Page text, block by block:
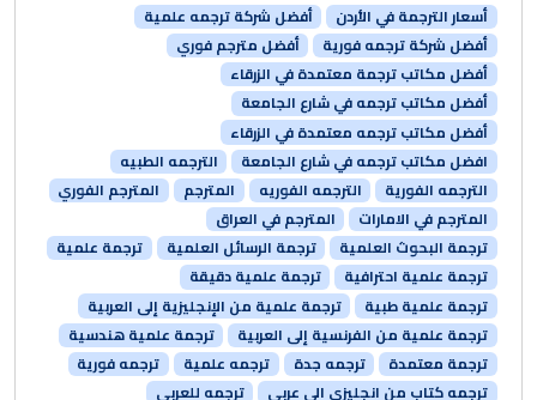
أسعار الترجمة في الأردن
أفضل شركة ترجمه علمية
أفضل شركة ترجمه فورية
أفضل مترجم فوري
أفضل مكاتب ترجمة معتمدة في الزرقاء
أفضل مكاتب ترجمه في شارع الجامعة
أفضل مكاتب ترجمه معتمدة في الزرقاء
افضل مكاتب ترجمه في شارع الجامعة
الترجمه الطبيه
الترجمه الفورية
الترجمه الفوريه المترجم
المترجم الفوري
المترجم في الامارات
المترجم في العراق
ترجمة البحوث العلمية
ترجمة الرسائل العلمية
ترجمة علمية
ترجمة علمية احترافية
ترجمة علمية دقيقة
ترجمة علمية طبية
ترجمة علمية من الإنجليزية إلى العربية
ترجمة علمية من الفرنسية إلى العربية
ترجمة علمية هندسية
ترجمة معتمدة
ترجمه جدة ترجمه علمية
ترجمه فورية
ترجمه كتاب من انجليزي الى عربي
ترجمه للعربي